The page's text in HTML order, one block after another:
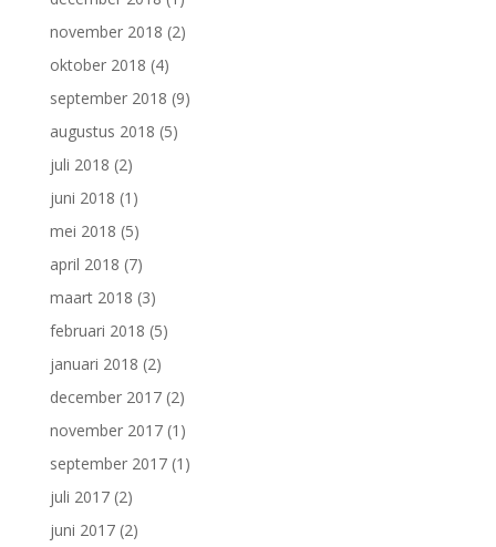
november 2018 (2)
oktober 2018 (4)
september 2018 (9)
augustus 2018 (5)
juli 2018 (2)
juni 2018 (1)
mei 2018 (5)
april 2018 (7)
maart 2018 (3)
februari 2018 (5)
januari 2018 (2)
december 2017(2)
november 2017(1)
september 2017(1)
juli 2017(2)
juni 2017(2)